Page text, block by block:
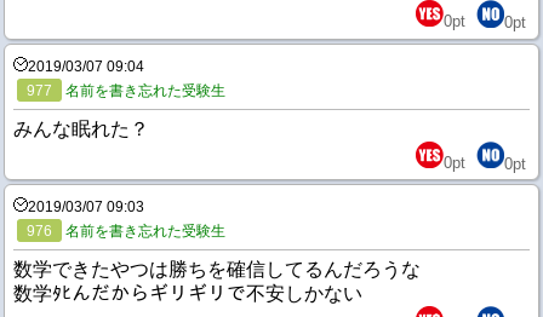
0pt 0pt
2019/03/07 09:04
977
名前を書き忘れた受験生
みんな眠れた？
0pt 0pt
2019/03/07 09:03
976
名前を書き忘れた受験生
数学できたやつは勝ちを確信してるんだろうな
数学ﾀﾋんだからギリギリで不安しかない